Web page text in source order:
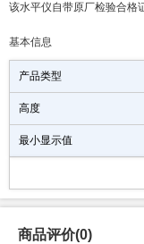
该水平仪自带原厂检验合格
基本信息
产品类型
高度
最小显示值
商品评价(0)